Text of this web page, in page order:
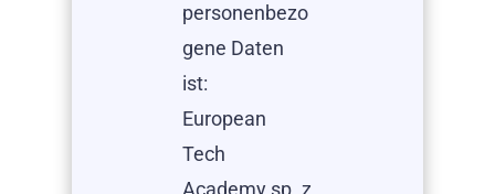
personenbezo
gene Daten
ist:
European
Tech
Academy sp. z